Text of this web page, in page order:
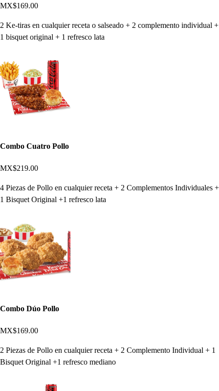
MX$169.00
2 Ke-tiras en cualquier receta o salseado + 2 complemento individual +
1 bisquet original + 1 refresco lata
Combo Cuatro Pollo
MX$219.00
4 Piezas de Pollo en cualquier receta + 2 Complementos Individuales +
1 Bisquet Original +1 refresco lata
Combo Dúo Pollo
MX$169.00
2 Piezas de Pollo en cualquier receta + 2 Complemento Individual + 1
Bisquet Original +1 refresco mediano